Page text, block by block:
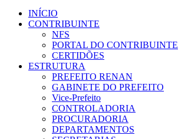
INÍCIO
CONTRIBUINTE
NFS
PORTAL DO CONTRIBUINTE
CERTIDÕES
ESTRUTURA
PREFEITO RENAN
GABINETE DO PREFEITO
Vice-Prefeito
CONTROLADORIA
PROCURADORIA
DEPARTAMENTOS